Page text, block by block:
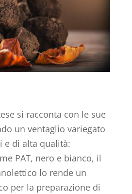
si racconta con le sue
un ventaglio variegato
e di alta qualità:
PAT, nero e bianco, il
lo rende un
per la preparazione di